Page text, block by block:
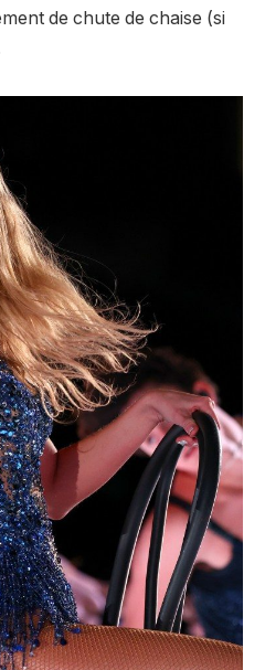
de chute de chaise (si